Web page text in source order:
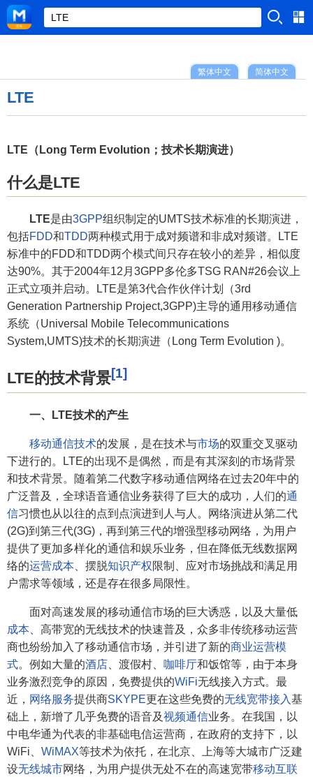
简体中文
繁体中文
LTE
LTE（Long Term Evolution；技术长期演进）
什么是LTE
LTE是由3GPP组织制定的UMTS技术标准的长期演进，
包括FDD和TDD两种模式用于成对频谱和非成对频谱。LTE
标准中的FDD和TDD两个模式间只存在较小的差异，相似度
达90%。其于2004年12月3GPP多伦多TSG RAN#26会议上
正式立项并启动。LTE是第3代合作伙伴计划（3rd
Generation Partnership Project,3GPP)主导的通用移动通信
系统（Universal Mobile Telecommunications
System,UMTS)技术的长期演进（Long Term Evolution )。
LTE的技术背景[1]
一、LTE技术的产生
移动通信技术的发展，是在技术与市场的双重交叉驱动
下进行的。LTE的出现不是偶然，而是有其深刻的市场背景
和技术背景。随着第二代数字移动通信网络在过去20年中的
广泛普及，全球语音通信业务获得了巨大的成功，人们的通
信习惯也从以往的点到点演进到人与人。网络演进从第二代
(2G)到第三代(3G)，再到第三代的增强型移动网络，为用户
提供了更加多样化的通信和娱乐业务，但在降低无线数据网
络的运营成本 、摆脱知识产权限制、应对市场挑战和满足用
户需求等领域，还是存在很多局限性。
面对高速发展的移动通信市场的巨大诱惑，以及大量低
成本 、高带宽的无线技术的快速普及，众多非传统移动运营
商也纷纷加入了移动通信市场，并引进了新的商业运营模
式。例如大量的酒店 、渡假村、 咖啡厅和饭馆等，由于本身
业务激烈竞争的原因，免费提供的WiFi无线接入方式。最
近， 网络服务提供商SKYPE更在这些免费的无线宽带接入基
础上，新增了几乎免费的语音及视频通信业务。在我国，以
中电华通为代表的非基础电信运营商，在政府的支持下，以
WiFi、 WiMAX等技术为依托，在北京、上海等大城市广泛建
设无线城市网络，为用户提供无处不在的高速宽带移动互联